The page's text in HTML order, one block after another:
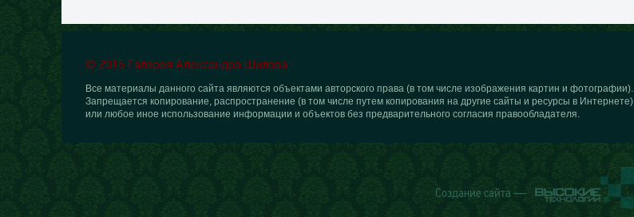
© 2015 Галерея Александра Шилова
Все материалы данного сайта являются объектами авторского права (в том числе изображения картин и фотографии).
Запрещается копирование, распространение (в том числе путем копирования на другие сайты и ресурсы в Интернете)
или любое иное использование информации и объектов без предварительного согласия правообладателя.
Создание сайта —